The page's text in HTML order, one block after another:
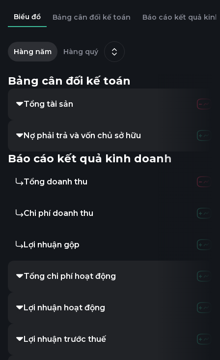
Biểu đồ Bảng cân đối kế toán Báo cáo kết quả
Hàng năm Hàng quý
Bảng cân đối kế toán
Tổng tài sản
Nợ phải trả và vốn chủ sở hữu
Báo cáo kết quả kinh doanh
Tổng doanh thu
Chi phí doanh thu
Lợi nhuận gộp
Tổng chi phí hoạt động
Lợi nhuận hoạt động
Lợi nhuận trước thuế